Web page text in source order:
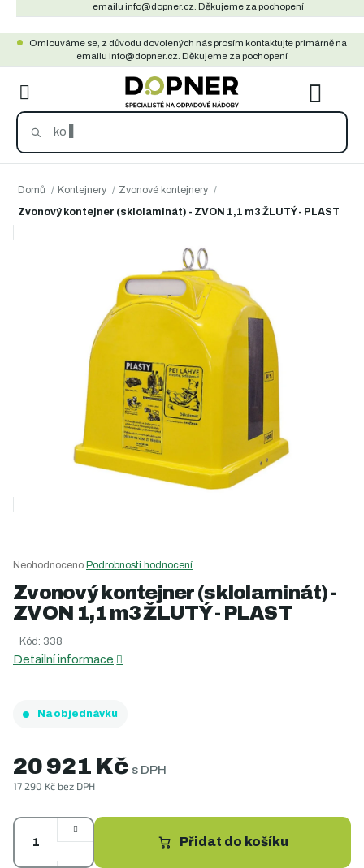
obsah
emailu info@dopner.cz. Děkujeme za pochopení
Omlouváme se, z důvodu dovolených nás prosím kontaktujte primárně na
emailu info@dopner.cz. Děkujeme za pochopení
KOŠÍK
Domů / Kontejnery / Zvonové kontejnery /
Zvonový kontejner (sklolaminát) - ZVON 1,1 m3 ŽLUTÝ - PLAST
Průměrné
produktu
je
5
Neohodnoceno Podrobnosti hodnocení
Zvonový kontejner (sklolaminát) -
ZVON 1,1 m3 ŽLUTÝ - PLAST
Kód: 338
Detailní informace
20 921 Kč s DPH
17 290 Kč bez DPH
cena:
Na objednávku
Přidat do košíku